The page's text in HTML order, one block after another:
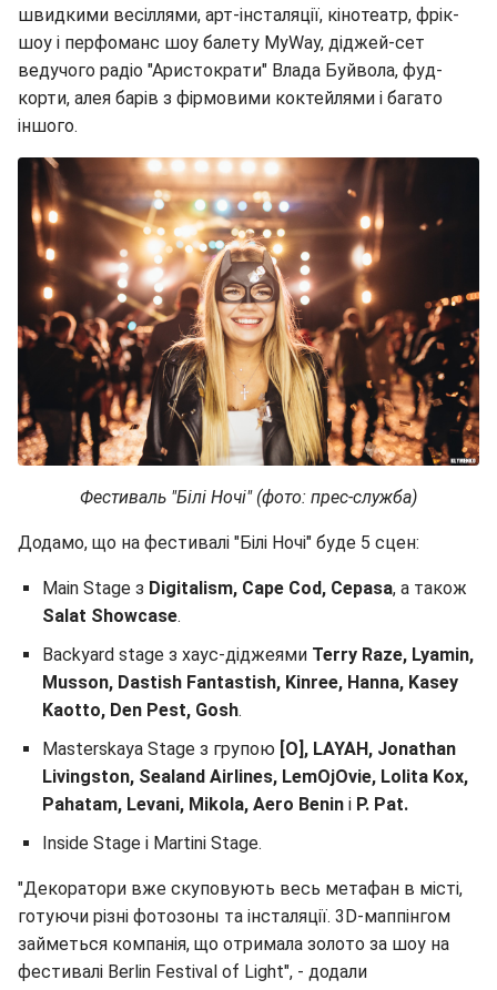
швидкими весіллями, арт-інсталяції, кінотеатр, фрік-
шоу і перфоманс шоу балету MyWay, діджей-сет
ведучого радіо "Аристократи" Влада Буйвола, фуд-
корти, алея барів з фірмовими коктейлями і багато
іншого.
Фестиваль "Білі Ночі" (фото: прес-служба)
Додамо, що на фестивалі "Білі Ночі" буде 5 сцен:
Main Stage з Digitalism, Cape Cod, Cepasa, а також
Salat Showcase.
Backyard stage з хаус-діджеями Terry Raze, Lyamin,
Musson, Dastish Fantastish, Kinree, Hanna, Kasey
Kaotto, Den Pest, Gosh.
Masterskaya Stage з групою [O], LAYAH, Jonathan
Livingston, Sealand Airlines, LemOjOvie, Lolita Kox,
Pahatam, Levani, Mikola, Aero Benin і P. Pat.
Inside Stage і Martini Stage.
"Декоратори вже скуповують весь метафан в місті,
готуючи різні фотозоны та інсталяції. 3D-маппінгом
займеться компанія, що отримала золото за шоу на
фестивалі Berlin Festival of Light", - додали